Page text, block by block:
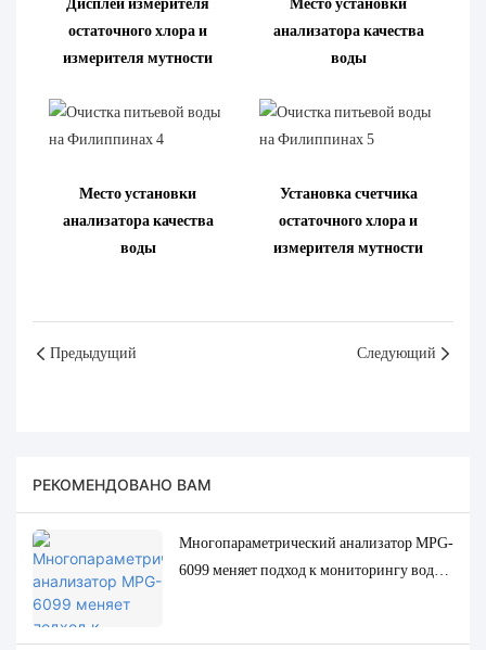
остаточного хлора и
измерителя мутности
анализатора качества
воды
Место установки
анализатора качества
воды
Установка счетчика
остаточного хлора и
измерителя мутности
Предыдущий Следующий
РЕКОМЕНДОВАНО ВАМ
Многопараметрический анализатор MPG-
6099 меняет подход к мониторингу воды